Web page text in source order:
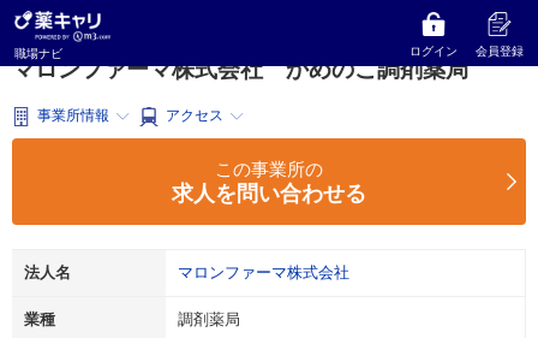
職場ナビ ログイン 会員登録
薬キャリ 職場ナビ
マロンファーマ株式会社
マロンファーマ株式会社 かめのこ調剤薬局
事業所情報 アクセス
この事業所の
求人を問い合わせる
法人名 マロンファーマ株式会社
業種 調剤薬局